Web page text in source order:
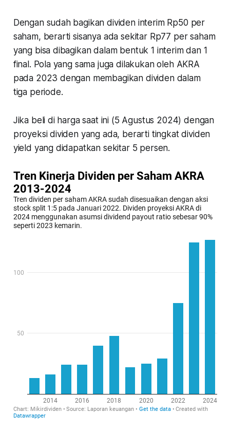
Dengan sudah bagikan dividen interim Rp50 per
saham, berarti sisanya ada sekitar Rp77 per saham
yang bisa dibagikan dalam bentuk 1 interim dan 1
final. Pola yang sama juga dilakukan oleh AKRA
pada 2023 dengan membagikan dividen dalam
tiga periode.
Jika beli di harga saat ini (5 Agustus 2024) dengan
proyeksi dividen yang ada, berarti tingkat dividen
yield yang didapatkan sekitar 5 persen.